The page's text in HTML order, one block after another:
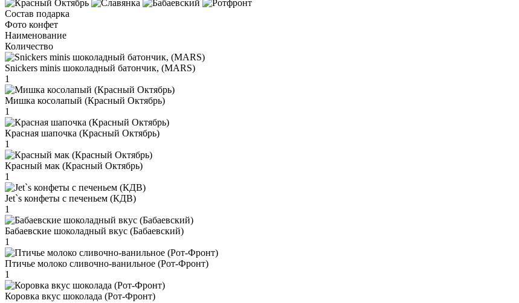
Состав подарка
Фото конфет
Наименование
Количество
Snickers minis шоколадный батончик, (MARS)
1
Мишка косолапый (Красный Октябрь)
1
Красная шапочка (Красный Октябрь)
1
Красный мак (Красный Октябрь)
1
Jet`s конфеты с печеньем (КДВ)
1
Бабаевские шоколадный вкус (Бабаевский)
1
Птичье молоко сливочно-ванильное (Рот-Фронт)
1
Коровка вкус шоколада (Рот-Фронт)